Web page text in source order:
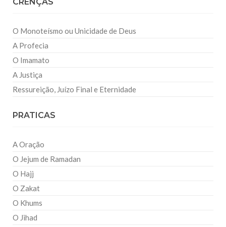
O Monoteísmo ou Unicidade de Deus
A Profecia
O Imamato
A Justiça
Ressureição, Juízo Final e Eternidade
PRATICAS
A Oração
O Jejum de Ramadan
O Hajj
O Zakat
O Khums
O Jihad